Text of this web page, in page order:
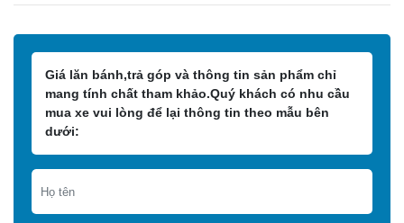
Giá lăn bánh,trả góp và thông tin sản phẩm chỉ
mang tính chất tham khảo.Quý khách có nhu cầu
mua xe vui lòng để lại thông tin theo mẫu bên
dưới: